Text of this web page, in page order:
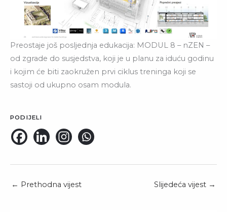
Preostaje još posljednja edukacija: MODUL 8 – nZEN –
od zgrade do susjedstva, koji je u planu za iduću godinu
i kojim će biti zaokružen prvi ciklus treninga koji se
sastoji od ukupno osam modula.
PODIJELI
← Prethodna vijest Slijedeća vijest →